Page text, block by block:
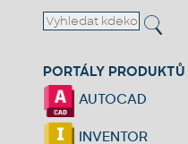
PORTÁLY PRODUKTŮ
AUTOCAD
INVENTOR